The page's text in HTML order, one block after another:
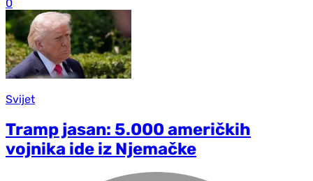
0
Svijet
Tramp jasan: 5.000 američkih
vojnika ide iz Njemačke